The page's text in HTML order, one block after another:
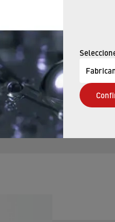
para
Según la
nivel
El caudal